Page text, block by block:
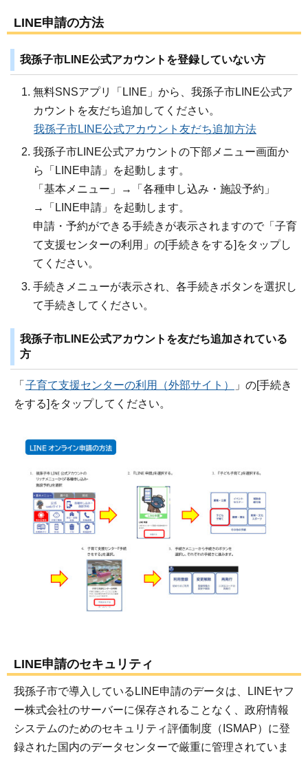
LINE申請の方法
我孫子市LINE公式アカウントを登録していない方
無料SNSアプリ「LINE」から、我孫子市LINE公式ア
カウントを友だち追加してください。
我孫子市LINE公式アカウント友だち追加方法
我孫子市LINE公式アカウントの下部メニュー画面か
ら「LINE申請」を起動します。
「基本メニュー」→「各種申し込み・施設予約」
→「LINE申請」を起動します。
申請・予約ができる手続きが表示されますので「子育
て支援センターの利用」の[手続きをする]をタップし
てください。
手続きメニューが表示され、各手続きボタンを選択し
て手続きしてください。
我孫子市LINE公式アカウントを友だち追加されている
方
「 子育て支援センターの利用（外部サイト）
」の[手続き
をする]をタップしてください。
LINE申請のセキュリティ
我孫子市で導入しているLINE申請のデータは、LINEヤフ
ー株式会社のサーバーに保存されることなく、政府情報
システムのためのセキュリティ評価制度（ISMAP）に登
録された国内のデータセンターで厳重に管理されていま